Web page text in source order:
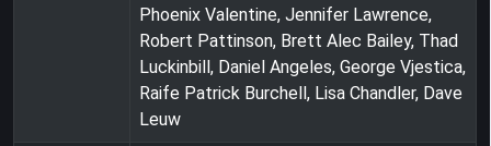
Phoenix Valentine, Jennifer Lawrence,
Robert Pattinson, Brett Alec Bailey, Thad
Luckinbill, Daniel Angeles, George Vjestica,
Raife Patrick Burchell, Lisa Chandler, Dave
Leuw